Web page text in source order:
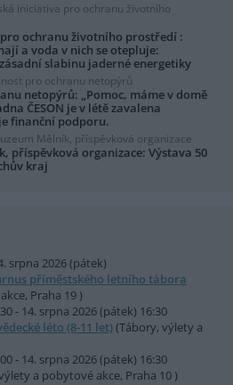
iniciativa pro ochranu životního
ochranu životního prostředí :
a voda v nich se otepluje:
slabinu jaderné energetiky
pro ochranu netopýrů
netopýrů: „Pomoc, máme v domě
ČESON je v létě zavalena
finanční podporu.
Mělník, příspěvková organizace
příspěvková organizace: Výstava 50
kraj
srpna 2026 (pátek)
příměstského letního tábora
Praha 19 )
- 14. srpna 2026 (pátek) 16:30
léto (8-11 let)(Tábory, výlety a
- 14. srpna 2026 (pátek) 16:30
a pobytové akce, Praha 10 )